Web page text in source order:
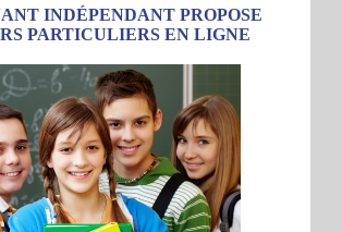
INDÉPENDANT PROPOSE
PARTICULIERS EN LIGNE